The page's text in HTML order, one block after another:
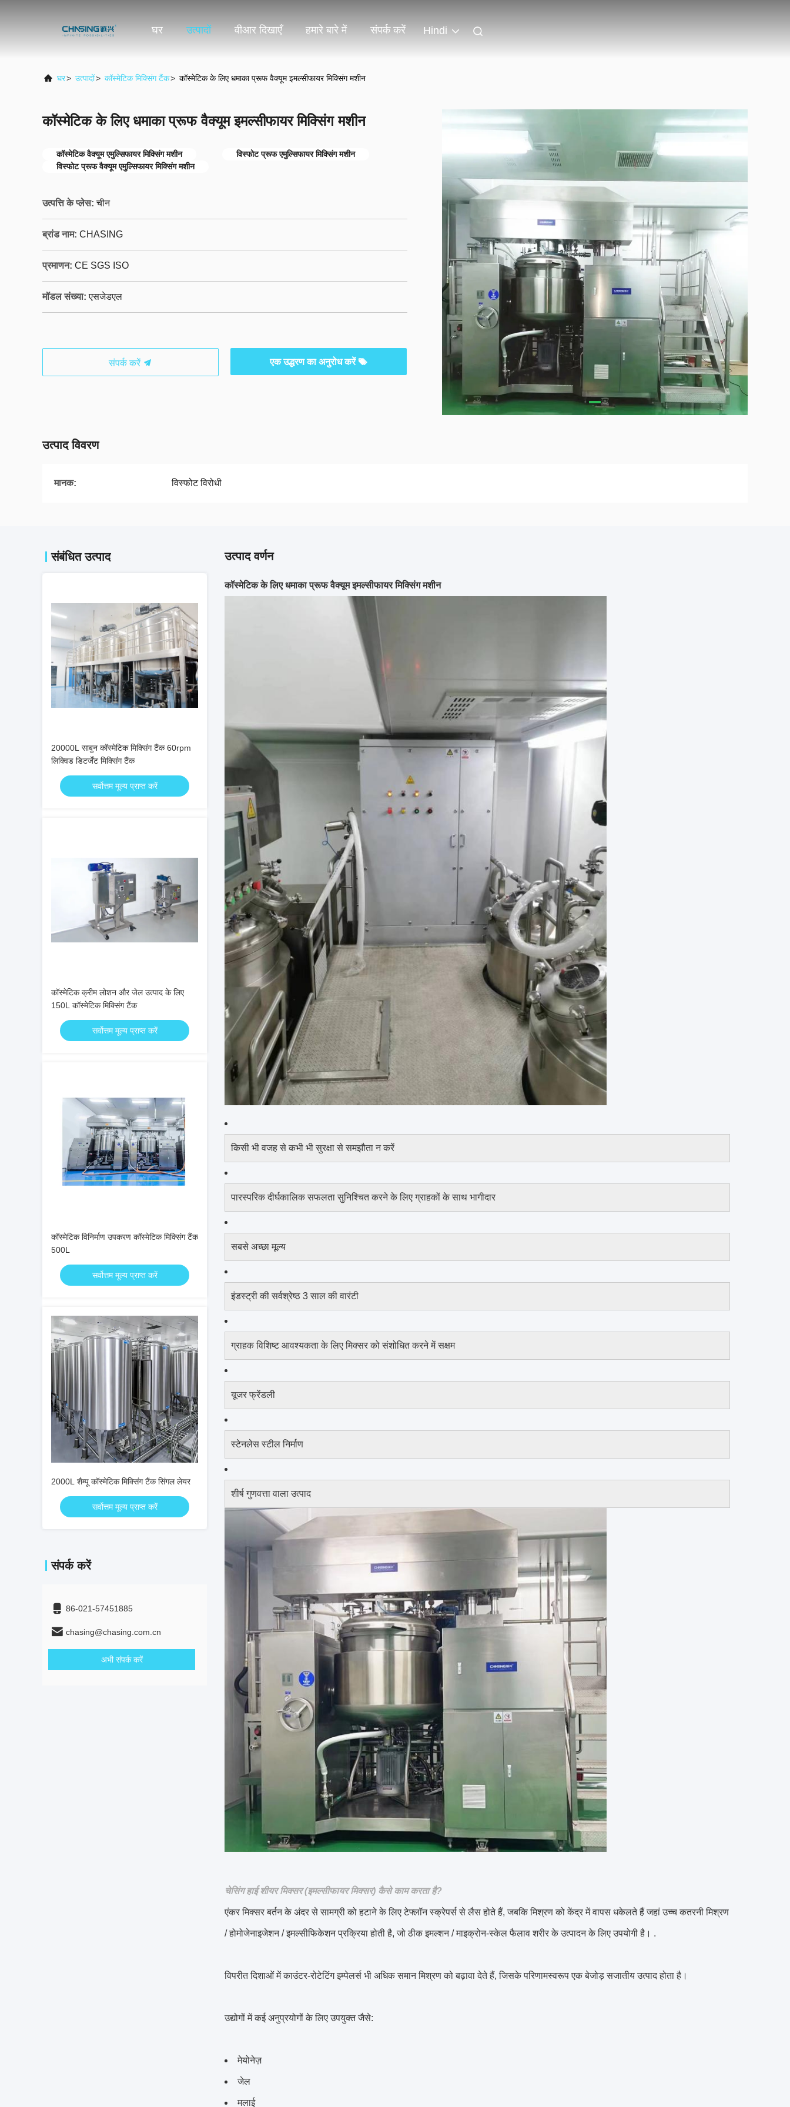
घर उत्पादों वीआर दिखाएँ हमारे बारे में संपर्क करें Hindi
घर> उत्पादों> कॉस्मेटिक मिक्सिंग टैंक> कॉस्मेटिक के लिए धमाका प्रूफ वैक्यूम इमल्सीफायर मिक्सिंग मशीन
कॉस्मेटिक के लिए धमाका प्रूफ वैक्यूम इमल्सीफायर मिक्सिंग मशीन
कॉस्मेटिक वैक्यूम एमुल्सिफायर मिक्सिंग मशीन
विस्फोट प्रूफ एमुल्सिफायर मिक्सिंग मशीन
विस्फोट प्रूफ वैक्यूम एमुल्सिफायर मिक्सिंग मशीन
उत्पत्ति के प्लेस: चीन
ब्रांड नाम: CHASING
प्रमाणन: CE SGS ISO
मॉडल संख्या: एसजेडएल
संपर्क करें एक उद्धरण का अनुरोध करें
उत्पाद विवरण
मानक: विस्फोट विरोधी
संबंधित उत्पाद
20000L साबुन कॉस्मेटिक मिक्सिंग टैंक 60rpm
लिक्विड डिटर्जेंट मिक्सिंग टैंक
सर्वोत्तम मूल्य प्राप्त करें
कॉस्मेटिक क्रीम लोशन और जेल उत्पाद के लिए
150L कॉस्मेटिक मिक्सिंग टैंक
सर्वोत्तम मूल्य प्राप्त करें
कॉस्मेटिक विनिर्माण उपकरण कॉस्मेटिक मिक्सिंग टैंक
500L
सर्वोत्तम मूल्य प्राप्त करें
2000L शैम्पू कॉस्मेटिक मिक्सिंग टैंक सिंगल लेयर
सर्वोत्तम मूल्य प्राप्त करें
संपर्क करें
86-021-57451885
chasing@chasing.com.cn
अभी संपर्क करें
उत्पाद वर्णन
कॉस्मेटिक के लिए धमाका प्रूफ वैक्यूम इमल्सीफायर मिक्सिंग मशीन
किसी भी वजह से कभी भी सुरक्षा से समझौता न करें
पारस्परिक दीर्घकालिक सफलता सुनिश्चित करने के लिए ग्राहकों के साथ भागीदार
सबसे अच्छा मूल्य
इंडस्ट्री की सर्वश्रेष्ठ 3 साल की वारंटी
ग्राहक विशिष्ट आवश्यकता के लिए मिक्सर को संशोधित करने में सक्षम
यूजर फ्रेंडली
स्टेनलेस स्टील निर्माण
शीर्ष गुणवत्ता वाला उत्पाद
चेसिंग हाई शीयर मिक्सर (इमल्सीफायर मिक्सर) कैसे काम करता है?
एंकर मिक्सर बर्तन के अंदर से सामग्री को हटाने के लिए टेफ्लॉन स्क्रेपर्स से लैस होते हैं, जबकि मिश्रण को केंद्र में वापस धकेलते हैं जहां उच्च कतरनी मिश्रण
/ होमोजेनाइजेशन / इमल्सीफिकेशन प्रक्रिया होती है, जो ठीक इमल्शन / माइक्रोन-स्केल फैलाव शरीर के उत्पादन के लिए उपयोगी है। .
विपरीत दिशाओं में काउंटर-रोटेटिंग इम्पेलर्स भी अधिक समान मिश्रण को बढ़ावा देते हैं, जिसके परिणामस्वरूप एक बेजोड़ सजातीय उत्पाद होता है।
उद्योगों में कई अनुप्रयोगों के लिए उपयुक्त जैसे:
मेयोनेज़
जेल
मलाई